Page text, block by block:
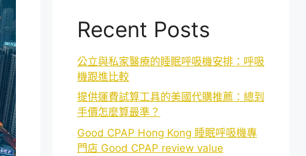
Recent Posts
公立與私家醫療的睡眠呼吸機安排：呼吸
機跟進比較
提供運費試算工具的美國代購推薦：總到
手價怎麼算最準？
Good CPAP Hong Kong 睡眠呼吸機專
門店 Good CPAP review value